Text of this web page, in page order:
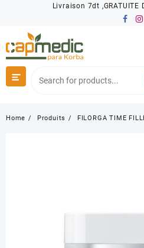
Livraison 7dt ,GRATUITE
Home Produits FILORGA TIME